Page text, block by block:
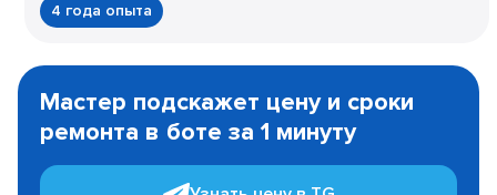
4 года опыта
1
Мастер подскажет цену и сроки
ремонта в боте за 1 минуту